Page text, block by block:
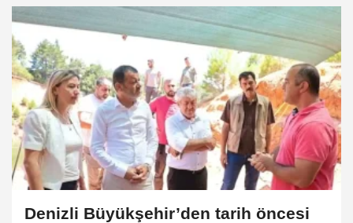
Denizli Büyükşehir’den tarih öncesi